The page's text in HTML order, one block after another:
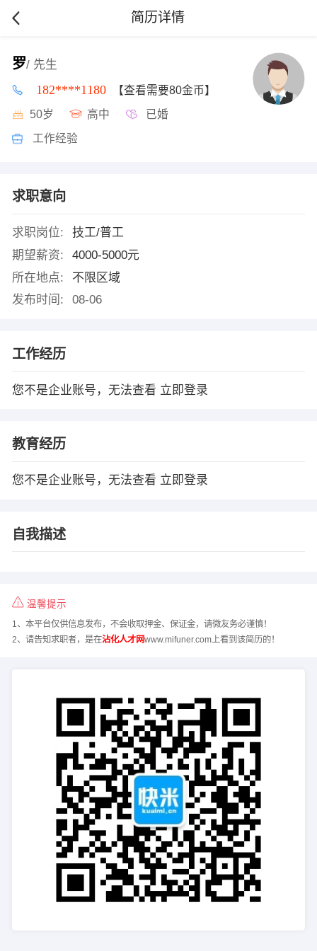
简历详情
罗/ 先生
182****1180 【查看需要80金币】
50岁 高中 已婚
工作经验
求职意向
求职岗位:
技工/普工
期望薪资:
4000-5000元
所在地点:
不限区域
发布时间:
08-06
工作经历
您不是企业账号，无法查看 立即登录
教育经历
您不是企业账号，无法查看 立即登录
自我描述
温馨提示
1、本平台仅供信息发布，不会收取押金、保证金，请微友务必谨慎！
2、请告知求职者，是在沾化人才网www.mifuner.com上看到该简历的！